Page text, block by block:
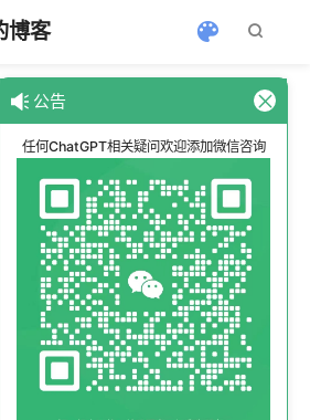
博客
-->
会生成一堆DOM节点树
公告
任何ChatGPT相关疑问欢迎添加微信咨询